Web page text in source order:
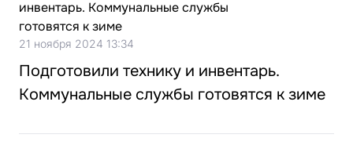
21 ноября 2024 13:34
Подготовили технику и инвентарь.
Коммунальные службы готовятся к зиме